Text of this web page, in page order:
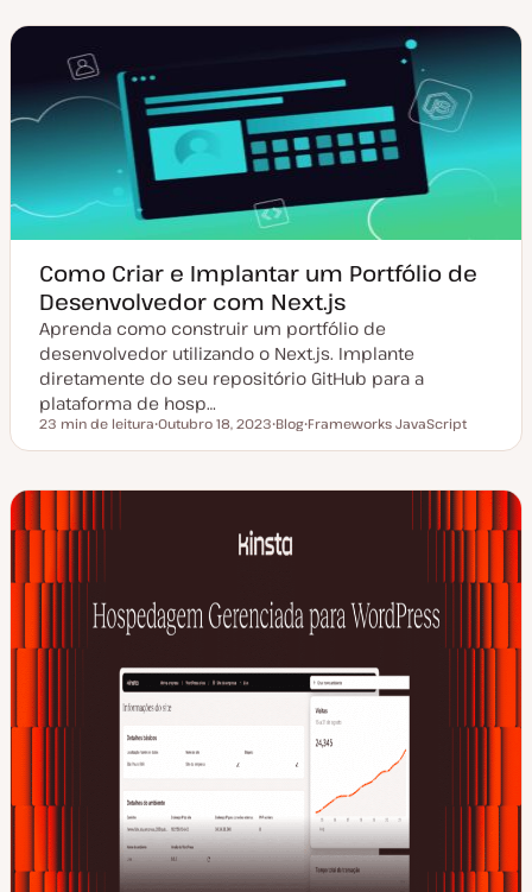
Como Criar e Implantar um Portfólio de
Desenvolvedor com Next.js
Aprenda como construir um portfólio de
desenvolvedor utilizando o Next.js. Implante
diretamente do seu repositório GitHub para a
plataforma de hosp…
Tempo de leitura
23 min de leitura
a
i
z
ã
o
Outubro 18, 2023
i
a
r
o
Blog
ó
Frameworks JavaScript